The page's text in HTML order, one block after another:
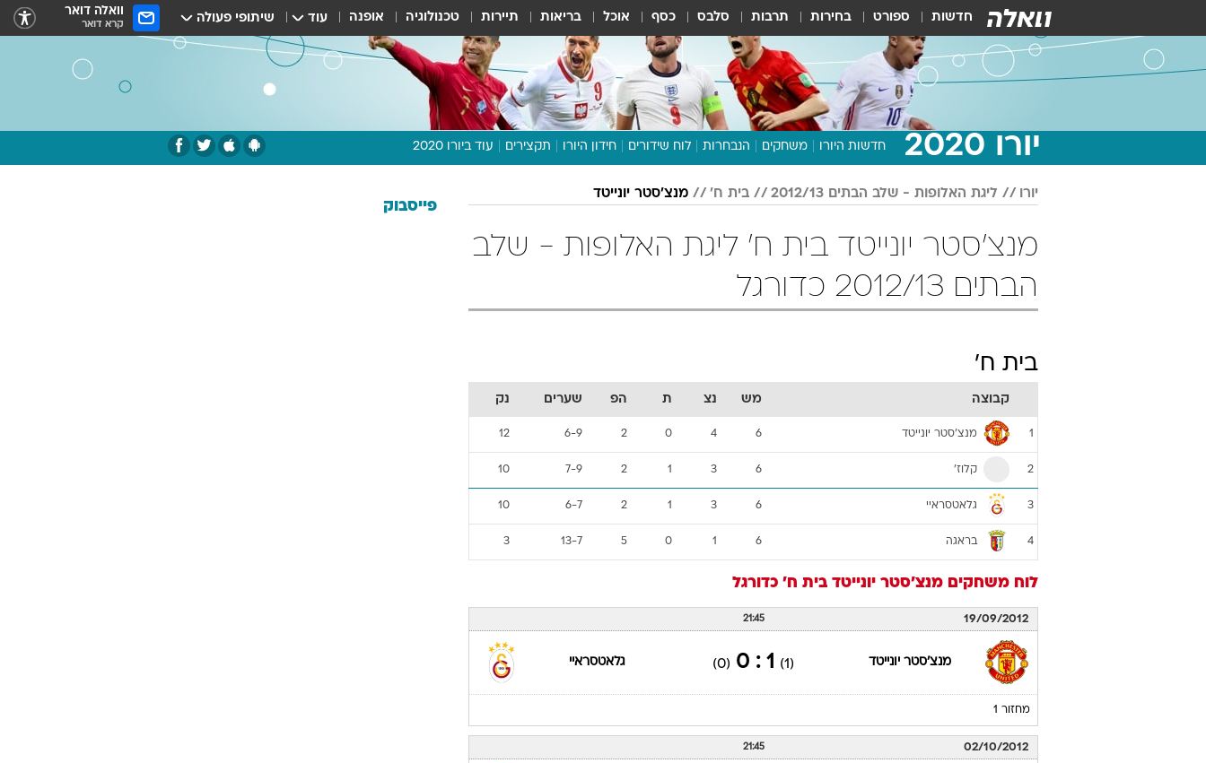
חדשות ספורט בחירות תרבות סלבס כסף אוכל בריאות תיירות טכנולוגיה אופנה עוד שיתופי פעולה וואלה דואר
קרא דואר
יורו 2020 חדשות היורו משחקים הנבחרות לוח שידורים חידון היורו תקצירים עוד ביורו 2020
תכנית היורו
לוח תוצאות
מגזין
וואלה! ספורט
יורו ליגת האלופות - שלב הבתים 2012/13 בית ח' מנצ'סטר יונייטד
מנצ'סטר יונייטד בית ח' ליגת האלופות - שלב
הבתים 2012/13 כדורגל
בית ח'
קבוצה מש נצ ת הפ שערים נק
1 מנצ'סטר יונייטד 6
4
0
2
6-9
12
2 קלוז' 6
3
1
2
7-9
10
3 גלאטסראיי 6
3
1
2
6-7
10
4 בראגה 6
1
0
5
13-7
3
לוח משחקים מנצ'סטר יונייטד בית ח' כדורגל
19/09/2012
21:45
מנצ'סטר יונייטד (1)
1 : 0
(0) גלאטסראיי
מחזור 1
02/10/2012
21:45
פייסבוק